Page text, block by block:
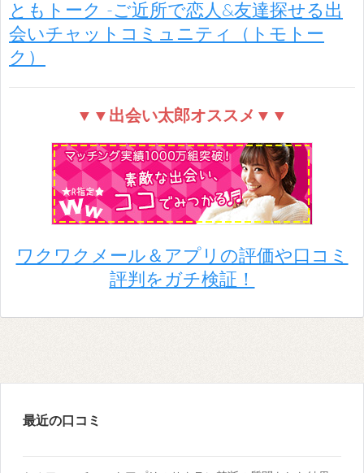
ともトーク -ご近所で恋人&友達探せる出
会いチャットコミュニティ（トモトー
ク）
▼▼出会い太郎オススメ▼▼
ワクワクメール＆アプリの評価や口コミ
評判をガチ検証！
最近の口コミ